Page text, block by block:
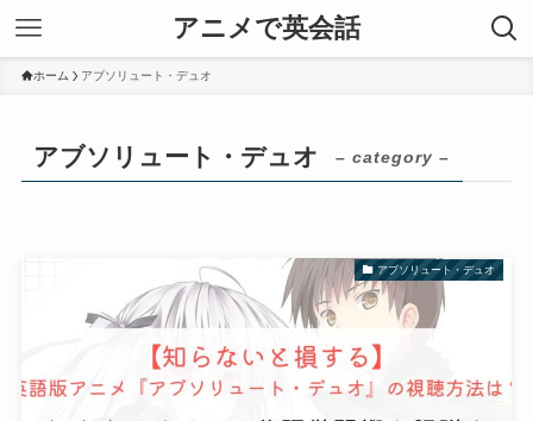
アニメで英会話
ホーム アブソリュート・デュオ
アブソリュート・デュオ – category –
アブソリュート・デュオ